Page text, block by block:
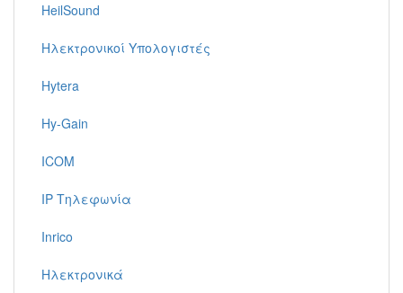
HeilSound
Ηλεκτρονικοί Υπολογιστές
Hytera
Hy-Gain
ICOM
IP Τηλεφωνία
Inrico
Ηλεκτρονικά